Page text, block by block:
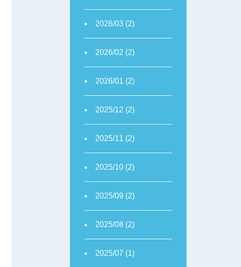
2026/03 (2)
2026/02 (2)
2026/01 (2)
2025/12 (2)
2025/11 (2)
2025/10 (2)
2025/09 (2)
2025/08 (2)
2025/07 (1)